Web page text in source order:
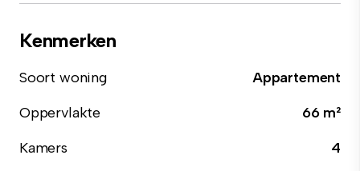
Kenmerken
Soort woning
Appartement
Oppervlakte
66 m²
Kamers
4